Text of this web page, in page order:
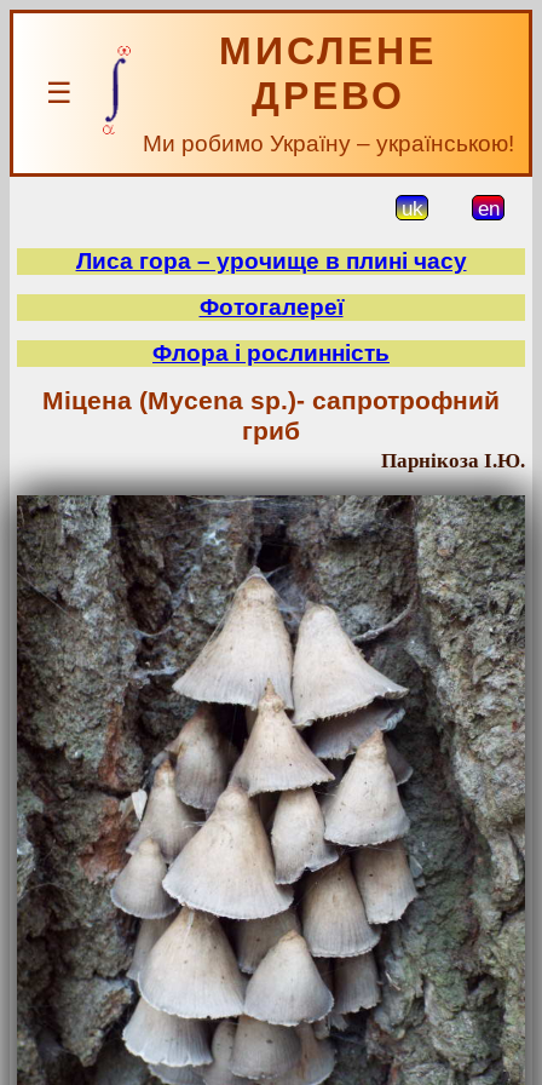
☰
МИСЛЕНЕ
ДРЕВО
Ми робимо Україну – українською!
uk en
Лиса гора – урочище в плині часу
Фотогалереї
Флора і рослинність
Міцена (Mycena sp.)- сапротрофний
гриб
Парнікоза І.Ю.